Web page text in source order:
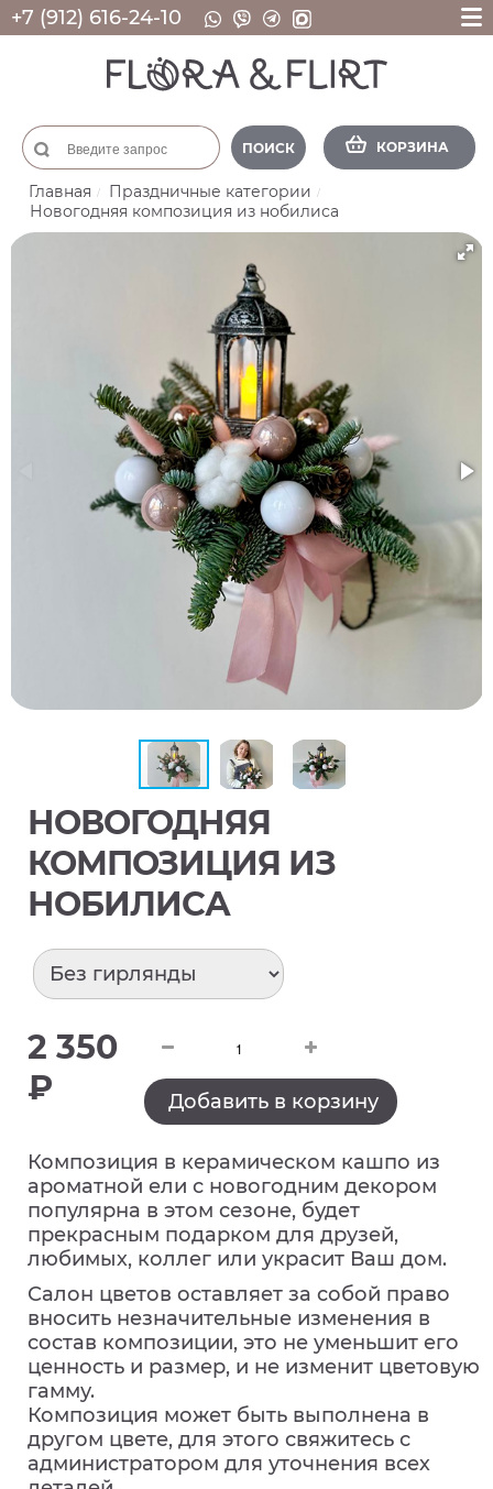
+7 (912) 616-24-10
ПОИСК КОРЗИНА
Главная
Праздничные категории
Новогодняя композиция из нобилиса
НОВОГОДНЯЯ
КОМПОЗИЦИЯ ИЗ
НОБИЛИСА
2 350
₽
Добавить в корзину
Композиция в керамическом кашпо из
ароматной ели с новогодним декором
популярна в этом сезоне, будет
прекрасным подарком для друзей,
любимых, коллег или украсит Ваш дом.
Салон цветов оставляет за собой право
вносить незначительные изменения в
состав композиции, это не уменьшит его
ценность и размер, и не изменит цветовую
гамму.
Композиция может быть выполнена в
другом цвете, для этого свяжитесь с
администратором для уточнения всех